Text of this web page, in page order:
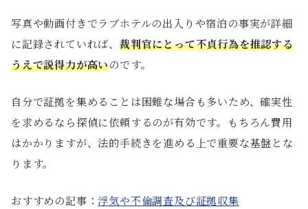
写真や動画付きでラブホテルの出入りや宿泊の事実が詳細
に記録されていれば、 裁判官にとって不貞行為を推認する
うえで説得力が高いのです。
自分で証拠を集めることは困難な場合も多いため、確実性
を求めるなら探偵に依頼するのが有効です。もちろん費用
はかかりますが、法的手続きを進める上で重要な基盤とな
ります。
おすすめの記事：浮気や不倫調査及び証拠収集